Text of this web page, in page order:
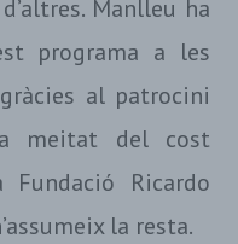
Manlleu ha
programa a les
al patrocini
meitat del cost
Ricardo
la resta.